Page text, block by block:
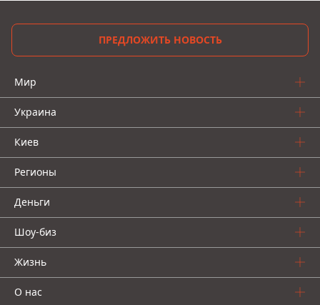
ПРЕДЛОЖИТЬ НОВОСТЬ
Мир
Украина
Киев
Регионы
Деньги
Шоу-биз
Жизнь
О нас